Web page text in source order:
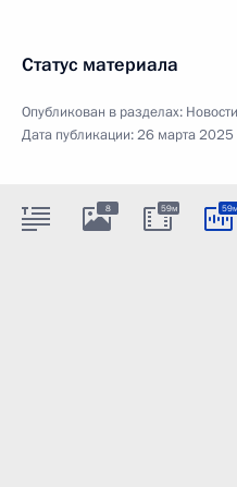
Статус материала
Опубликован в разделах: Новости
Дата публикации:26 марта 2025
8 59м 59м